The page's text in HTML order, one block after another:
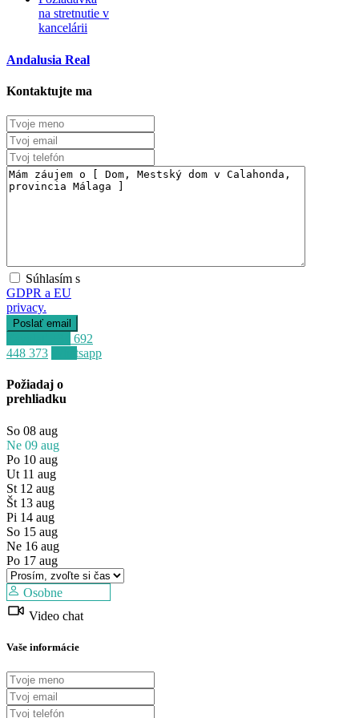
Predaj
Mimo trhu
na stretnutie v
kancelárii
Andalusia Real
Kontaktujte ma
Súhlasím s
GDPR a EU
privacy.
+34 692
448 373
Whatsapp
Požiadaj o
prehliadku
So 08 aug
Ne 09 aug
Po 10 aug
Ut 11 aug
St 12 aug
Št 13 aug
Pi 14 aug
So 15 aug
Ne 16 aug
Po 17 aug
Osobne
Video chat
Vaše informácie